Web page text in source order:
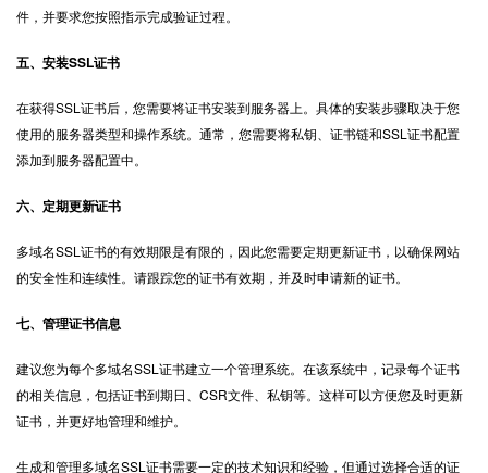
件，并要求您按照指示完成验证过程。
五、安装SSL证书
在获得SSL证书后，您需要将证书安装到服务器上。具体的安装步骤取决于您
使用的服务器类型和操作系统。通常，您需要将私钥、证书链和SSL证书配置
添加到服务器配置中。
六、定期更新证书
多域名SSL证书的有效期限是有限的，因此您需要定期更新证书，以确保网站
的安全性和连续性。请跟踪您的证书有效期，并及时申请新的证书。
七、管理证书信息
建议您为每个多域名SSL证书建立一个管理系统。在该系统中，记录每个证书
的相关信息，包括证书到期日、CSR文件、私钥等。这样可以方便您及时更新
证书，并更好地管理和维护。
生成和管理多域名SSL证书需要一定的技术知识和经验，但通过选择合适的证